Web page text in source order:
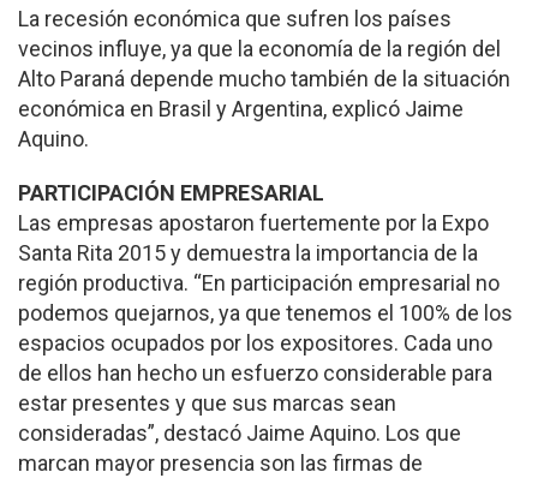
La recesión económica que sufren los países
vecinos influye, ya que la economía de la región del
Alto Paraná depende mucho también de la situación
económica en Brasil y Argentina, explicó Jaime
Aquino.
PARTICIPACIÓN EMPRESARIAL
Las empresas apostaron fuertemente por la Expo
Santa Rita 2015 y demuestra la importancia de la
región productiva. “En participación empresarial no
podemos quejarnos, ya que tenemos el 100% de los
espacios ocupados por los expositores. Cada uno
de ellos han hecho un esfuerzo considerable para
estar presentes y que sus marcas sean
consideradas”, destacó Jaime Aquino. Los que
marcan mayor presencia son las firmas de